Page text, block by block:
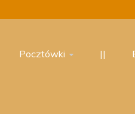
Pocztówki ||